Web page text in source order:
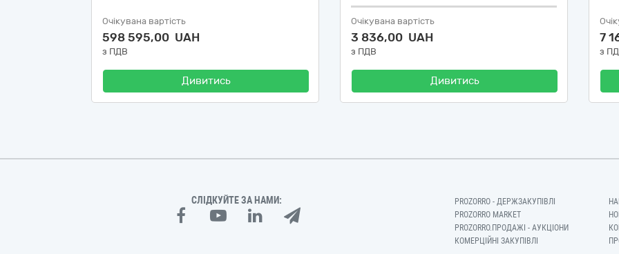
Очікувана вартість
598 595,00 UAH
з ПДВ
Дивитись
Очікувана вартість
3 836,00 UAH
з ПДВ
Дивитись
7
з
СЛІДКУЙТЕ ЗА НАМИ:
PROZORRO - ДЕРЖЗАКУПІВЛІ
PROZORRO MARKET
PROZORRO.ПРОДАЖІ - АУКЦІОНИ
КОМЕРЦІЙНІ ЗАКУПІВЛІ